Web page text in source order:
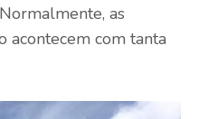
as
acontecem com tanta